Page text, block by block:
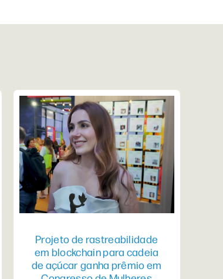
Projeto de rastreabilidade
em blockchain para cadeia
de açúcar ganha prêmio em